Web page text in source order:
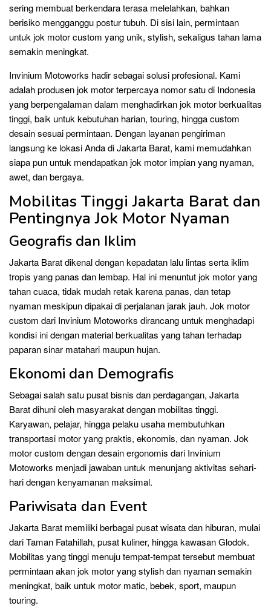
sering membuat berkendara terasa melelahkan, bahkan
berisiko mengganggu postur tubuh. Di sisi lain, permintaan
untuk jok motor custom yang unik, stylish, sekaligus tahan lama
semakin meningkat.
Invinium Motoworks hadir sebagai solusi profesional. Kami
adalah produsen jok motor terpercaya nomor satu di Indonesia
yang berpengalaman dalam menghadirkan jok motor berkualitas
tinggi, baik untuk kebutuhan harian, touring, hingga custom
desain sesuai permintaan. Dengan layanan pengiriman
langsung ke lokasi Anda di Jakarta Barat, kami memudahkan
siapa pun untuk mendapatkan jok motor impian yang nyaman,
awet, dan bergaya.
Mobilitas Tinggi Jakarta Barat dan
Pentingnya Jok Motor Nyaman
Geografis dan Iklim
Jakarta Barat dikenal dengan kepadatan lalu lintas serta iklim
tropis yang panas dan lembap. Hal ini menuntut jok motor yang
tahan cuaca, tidak mudah retak karena panas, dan tetap
nyaman meskipun dipakai di perjalanan jarak jauh. Jok motor
custom dari Invinium Motoworks dirancang untuk menghadapi
kondisi ini dengan material berkualitas yang tahan terhadap
paparan sinar matahari maupun hujan.
Ekonomi dan Demografis
Sebagai salah satu pusat bisnis dan perdagangan, Jakarta
Barat dihuni oleh masyarakat dengan mobilitas tinggi.
Karyawan, pelajar, hingga pelaku usaha membutuhkan
transportasi motor yang praktis, ekonomis, dan nyaman. Jok
motor custom dengan desain ergonomis dari Invinium
Motoworks menjadi jawaban untuk menunjang aktivitas sehari-
hari dengan kenyamanan maksimal.
Pariwisata dan Event
Jakarta Barat memiliki berbagai pusat wisata dan hiburan, mulai
dari Taman Fatahillah, pusat kuliner, hingga kawasan Glodok.
Mobilitas yang tinggi menuju tempat-tempat tersebut membuat
permintaan akan jok motor yang stylish dan nyaman semakin
meningkat, baik untuk motor matic, bebek, sport, maupun
touring.